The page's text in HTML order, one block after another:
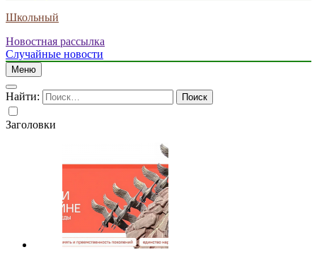
Школьный
Новостная рассылка
Случайные новости
Меню
Найти:
Заголовки